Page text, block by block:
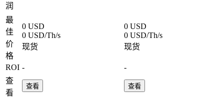
润
最
佳
价
格
0 USD
0 USD/Th/s
现货
0 USD
0 USD/Th/s
现货
ROI -
-
查
看
查看 查看